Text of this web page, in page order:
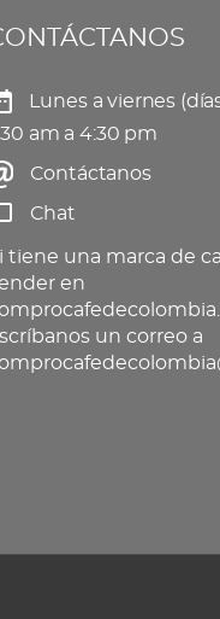
Lunes a viernes
am a 4:30 pm
Contáctanos
Chat
tiene una marca de
en
un correo a